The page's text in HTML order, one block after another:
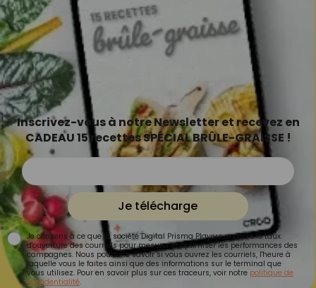
Inscrivez-vous à notre Newsletter et recevez en
CADEAU 15 recettes SPÉCIAL BRÛLE-GRAISSE !
Je télécharge
Je consens à ce que la société Digital Prisma Players analyse le taux
d'ouverture des courriels pour mesurer et optimiser les performances des
campagnes. Nous pourrons savoir si vous ouvrez les courriels, l'heure à
laquelle vous le faites ainsi que des informations sur le terminal que
vous utilisez. Pour en savoir plus sur ces traceurs, voir notre politique de
confidentialité.